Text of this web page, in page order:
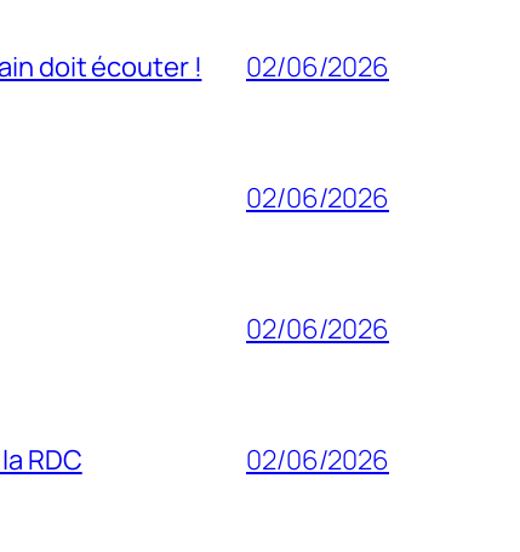
doit écouter ! 02/06/2026
02/06/2026
02/06/2026
RDC 02/06/2026